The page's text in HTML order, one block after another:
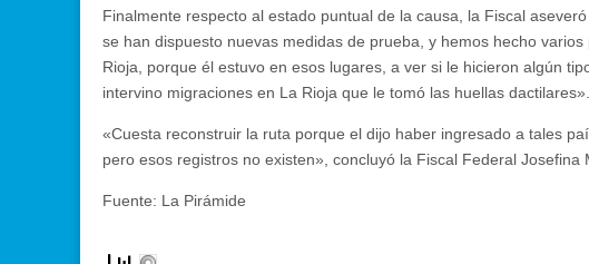
Finalmente respecto al estado puntual de la causa, la Fiscal
se han dispuesto nuevas medidas de prueba, y hemos hecho
Rioja, porque él estuvo en esos lugares, a ver si le hicieron algún
intervino migraciones en La Rioja que le tomó las huellas dactilares».
«Cuesta reconstruir la ruta porque el dijo haber ingresado a tales
pero esos registros no existen», concluyó la Fiscal Federal Josefina
Fuente: La Pirámide